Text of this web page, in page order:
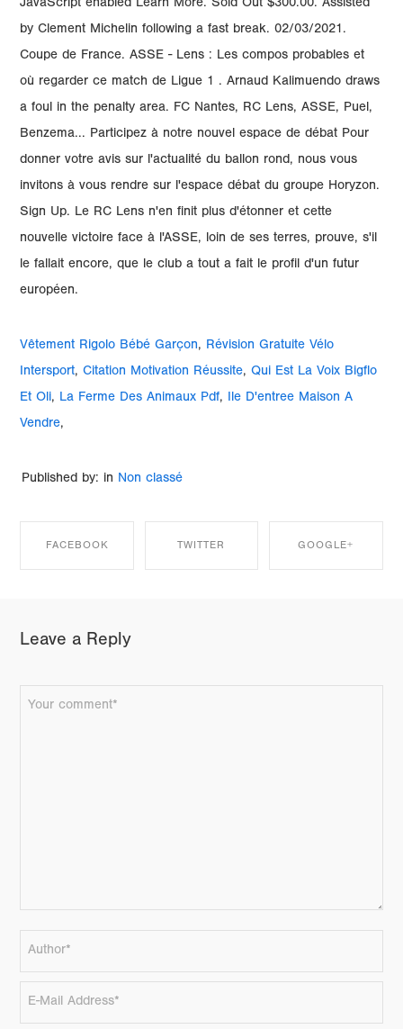
Vêtement Rigolo Bébé Garçon, Révision Gratuite Vélo
Intersport,Citation Motivation Réussite,Qui Est La Voix Bigflo
Et Oli, La Ferme Des Animaux Pdf, Ile D'entree Maison A
Vendre,
Published by: in Non classé
FACEBOOK
FACEBOOK
TWITTER GOOGLE+
Leave a Reply